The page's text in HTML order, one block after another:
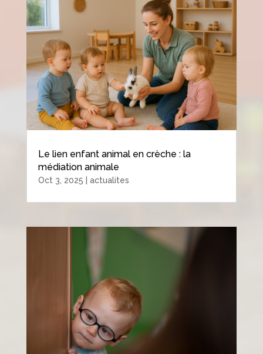
Le lien enfant animal en crèche : la
médiation animale
Oct 3, 2025 actualites